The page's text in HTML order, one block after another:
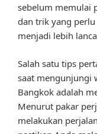
sebelum memulai
dan trik yang
menjadi lebih
Salah satu tips
saat mengunjungi
Bangkok adalah
Menurut pakar
melakukan